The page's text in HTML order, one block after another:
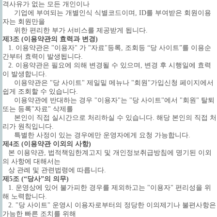
격사유가 없는 모든 개인이나
기업에 부여되는 개별인식 식별코드이며, ID를 부여받은 회원이용
자는 회원만을
위한 편리한 부가 서비스를 제공받게 됩니다.
제3조 (이용약관의 효력과 변경)
1. 이용약관은 "이용자" 가 "자료"등록, 조회등 “당 사이트”를 이용순
간부터 효력이 발생됩니다.
2. 이용약관은 필요에 의해 변경될 수 있으며, 변경 후 시행일에 효력
이 발생합니다.
이용약관은 "당 사이트" 제일밑 메뉴나 "회원"가입신청 페이지에서
쉽게 조회할 수 있습니다.
이용약관에 반대하는 경우 "이용자"는 "당 사이트"에서 "회원" 탈퇴
또는 등록"자료" 삭제를
본인이 직접 실시간으로 처리하실 수 있습니다. 해당 본인의 직접 처
리가 원칙입니다.
특별한 사정이 있는 경우에만 운영자에게 요청 가능합니다.
제4조 (이용약관 이외의 사항)
본 이용약관, 법적책임한계고지 및 개인정보취급방침에 명기된 이외
의 사항에 대해서는
상 관례 및 관련법령에 따릅니다.
제5조 (“당사”의 의무)
1. 운영상에 있어 불가피한 경우를 제외하고는 "이용자" 편리성을 위
해 노력합니다.
2. "당 사이트" 운영시 이용자로부터의 정당한 이의제기나 불편사항은
가능한 빠른 조치를 위해